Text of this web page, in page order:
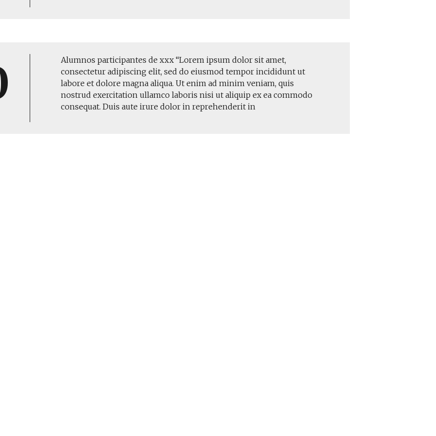
Alumnos participantes de xxx “Lorem ipsum dolor sit amet,
consectetur adipiscing elit, sed do eiusmod tempor incididunt ut
labore et dolore magna aliqua. Ut enim ad minim veniam, quis
nostrud exercitation ullamco laboris nisi ut aliquip ex ea commodo
consequat. Duis aute irure dolor in reprehenderit in